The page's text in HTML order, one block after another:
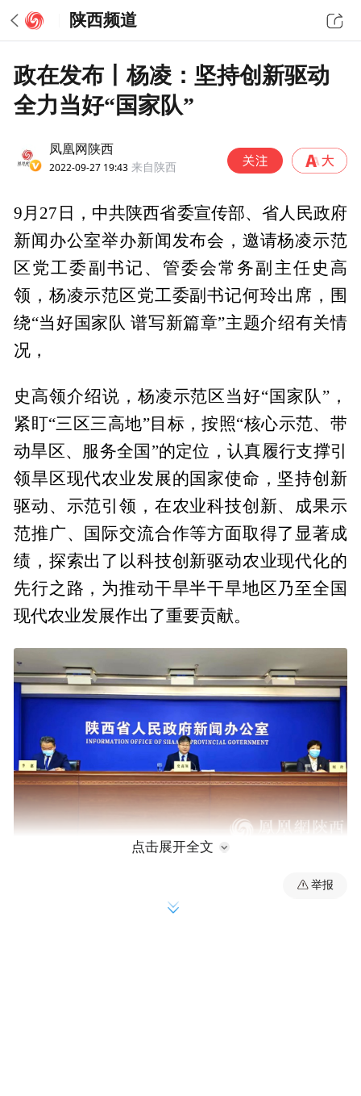
陕西频道
政在发布丨杨凌：坚持创新驱动
全力当好“国家队”
凤凰网陕西
2022-09-27 19:43 来自陕西
9月27日，中共陕西省委宣传部、省人民政府
新闻办公室举办新闻发布会，邀请杨凌示范
区党工委副书记、管委会常务副主任史高
领，杨凌示范区党工委副书记何玲出席，围
绕“当好国家队 谱写新篇章”主题介绍有关情
况，
史高领介绍说，杨凌示范区当好“国家队”，
紧盯“三区三高地”目标，按照“核心示范、带
动旱区、服务全国”的定位，认真履行支撑引
领旱区现代农业发展的国家使命，坚持创新
驱动、示范引领，在农业科技创新、成果示
范推广、国际交流合作等方面取得了显著成
绩，探索出了以科技创新驱动农业现代化的
先行之路，为推动干旱半干旱地区乃至全国
现代农业发展作出了重要贡献。
紧盯农业关键核心技术攻关 创新驱动成效显
点击展开全文
举报